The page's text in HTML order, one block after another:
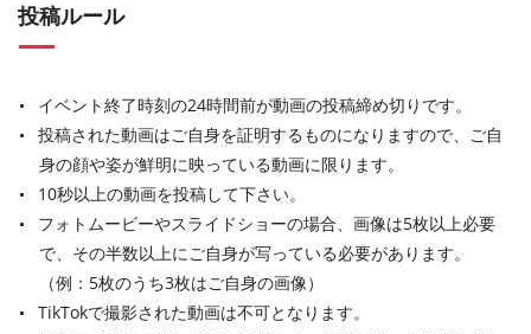
投稿ルール
イベント終了時刻の24時間前が動画の投稿締め切りです。
投稿された動画はご自身を証明するものになりますので、ご自
身の顔や姿が鮮明に映っている動画に限ります。
10秒以上の動画を投稿して下さい。
フォトムービーやスライドショーの場合、画像は5枚以上必要
で、その半数以上にご自身が写っている必要があります。
（例：5枚のうち3枚はご自身の画像）
TikTokで撮影された動画は不可となります。